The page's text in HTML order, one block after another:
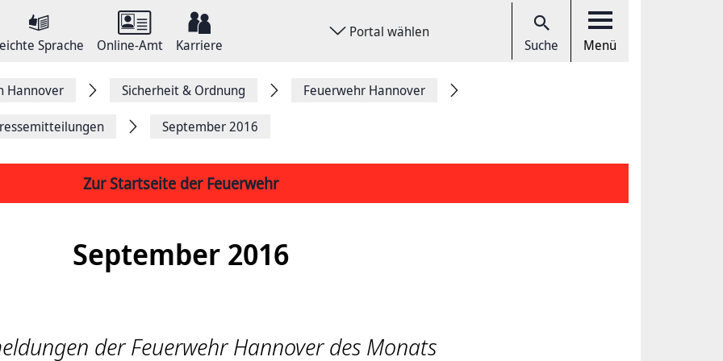
Sprache Online-Amt Karriere
Portal wählen
Suche Menü
Hannover Sicherheit & Ordnung Feuerwehr Hannover
September 2016
Zur Startseite der Feuerwehr
September 2016
der Feuerwehr Hannover des Monats